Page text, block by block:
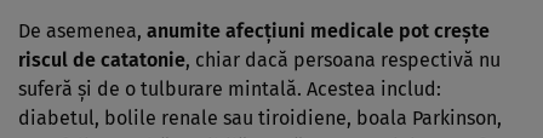
De asemenea, anumite afecţiuni medicale pot creşte
riscul de catatonie, chiar dacă persoana respectivă nu
suferă şi de o tulburare mintală. Acestea includ:
diabetul, bolile renale sau tiroidiene, boala Parkinson,